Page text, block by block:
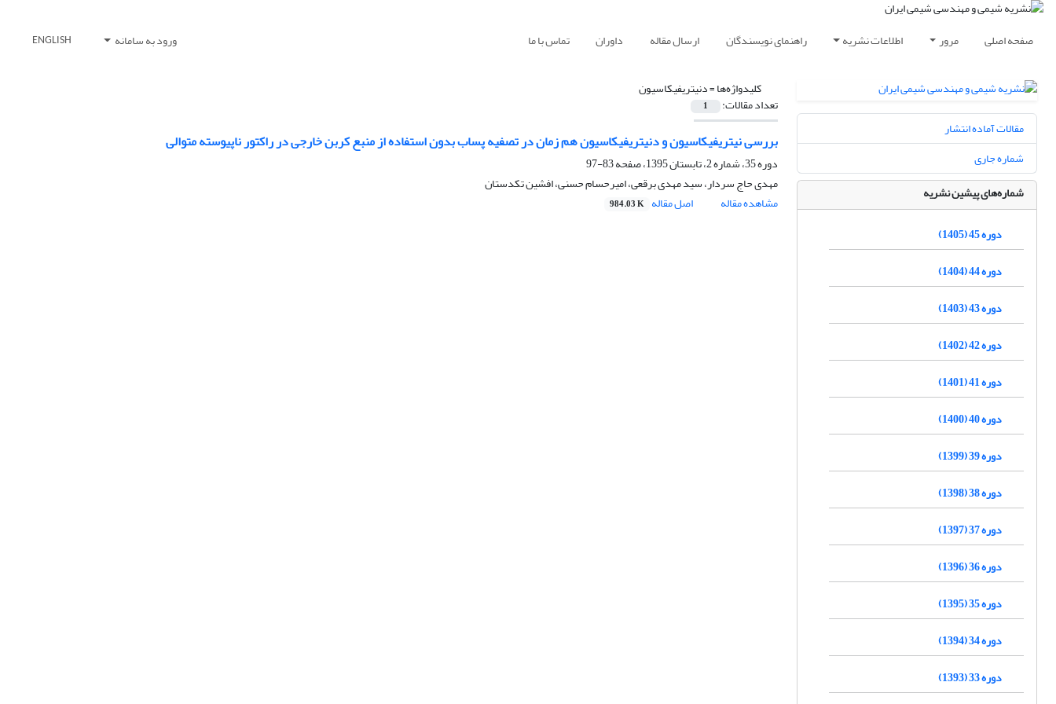
صفحه اصلی مرور اطلاعات نشریه راهنمای نویسندگان ارسال مقاله داوران تماس با ما ورود به سامانه ENGLISH
کلیدواژه‌ها =دنیتریفیکاسیون
تعداد مقالات: 1
بررسی نیتریفیکاسیون و دنیتریفیکاسیون هم زمان در تصفیه پساب بدون استفاده از منبع کربن خارجی در راکتور ناپیوسته متوالی
دوره 35، شماره 2، تابستان 1395، صفحه
83-97
مهدی حاج سردار، سید مهدی برقعی، امیرحسام حسنی، افشین تکدستان
مشاهده مقاله
اصل مقاله 984.03 K
مقالات آماده انتشار
شماره جاری
شماره‌های پیشین نشریه
دوره 45 (1405)
دوره 44 (1404)
دوره 43 (1403)
دوره 42 (1402)
دوره 41 (1401)
دوره 40 (1400)
دوره 39 (1399)
دوره 38 (1398)
دوره 37 (1397)
دوره 36 (1396)
دوره 35 (1395)
دوره 34 (1394)
دوره 33 (1393)